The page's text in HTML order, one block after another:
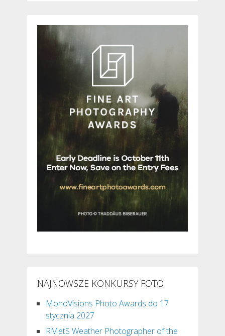
NAJNOWSZE KONKURSY FOTO
MonoVisions Photo Awards do 17
stycznia 2027
RMetS Weather Photographer of the